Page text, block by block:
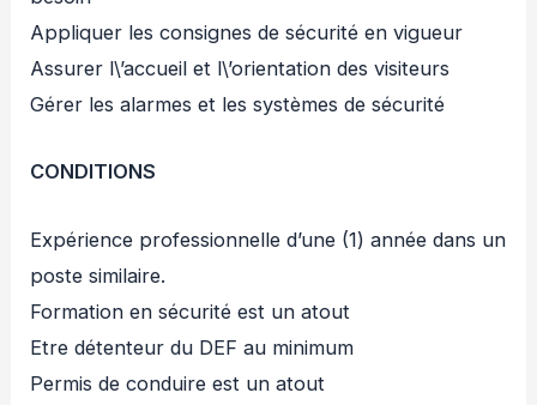
Appliquer les consignes de sécurité en vigueur
Assurer l\’accueil et l\’orientation des visiteurs
Gérer les alarmes et les systèmes de sécurité
CONDITIONS
Expérience professionnelle d’une (1) année dans un
poste similaire.
Formation en sécurité est un atout
Etre détenteur du DEF au minimum
Permis de conduire est un atout